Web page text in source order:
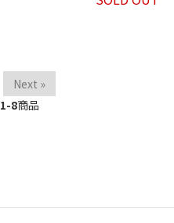
Next »
1-8商品